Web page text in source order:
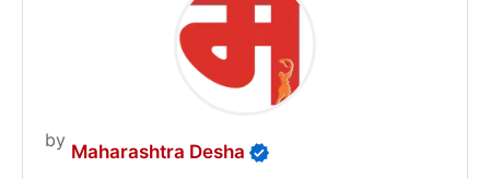
by
Maharashtra Desha